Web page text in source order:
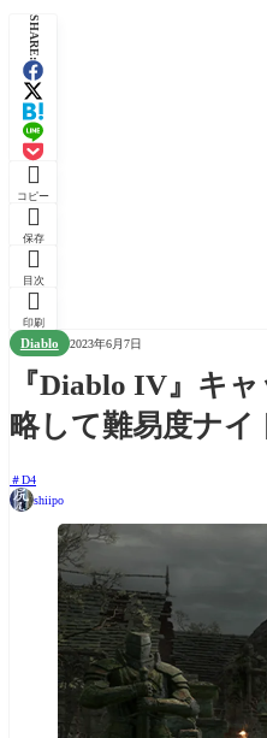
SHARE:

コピー

保存

目次

印刷
Diablo 2023年6月7日
『Diablo IV』キ
略して難易度ナイ
D4
shiipo